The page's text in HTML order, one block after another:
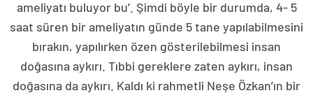
ameliyatı buluyor bu’. Şimdi böyle bir durumda, 4- 5
saat süren bir ameliyatın günde 5 tane yapılabilmesini
bırakın, yapılırken özen gösterilebilmesi insan
doğasına aykırı. Tıbbi gereklere zaten aykırı, insan
doğasına da aykırı. Kaldı ki rahmetli Neşe Özkan’ın bir